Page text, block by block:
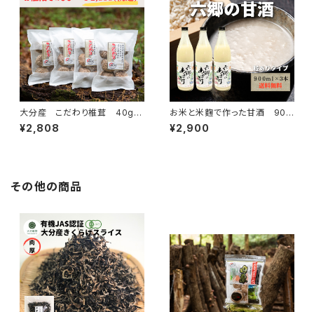
大分産 こだわり椎茸 40g×
4個＋1個 合計5個
¥2,808
お米と米麴で作った甘酒 900
ml×3本
¥2,900
その他の商品